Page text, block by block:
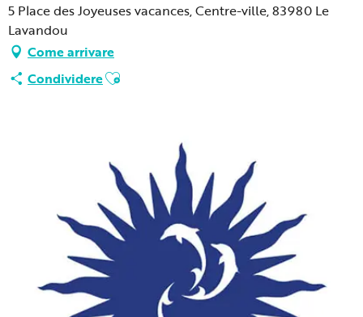
5 Place des Joyeuses vacances, Centre-ville, 83980 Le
Lavandou
Come arrivare
CondividereAjouter aux favoris